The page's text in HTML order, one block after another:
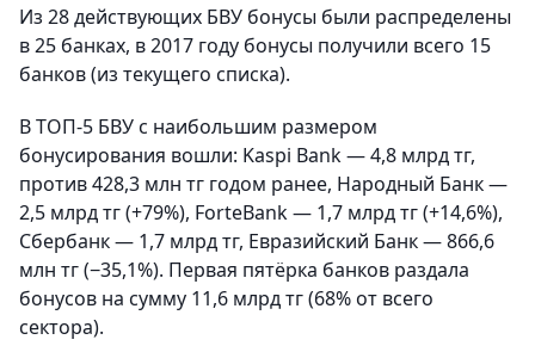
Из 28 действующих БВУ бонусы были распределены
в 25 банках, в 2017 году бонусы получили всего 15
банков (из текущего списка).
В ТОП-5 БВУ с наибольшим размером
бонусирования вошли: Kaspi Bank — 4,8 млрд тг,
против 428,3 млн тг годом ранее, Народный Банк —
2,5 млрд тг (+79%), ForteBank — 1,7 млрд тг (+14,6%),
Сбербанк — 1,7 млрд тг, Евразийский Банк — 866,6
млн тг (−35,1%). Первая пятёрка банков раздала
бонусов на сумму 11,6 млрд тг (68% от всего
сектора).